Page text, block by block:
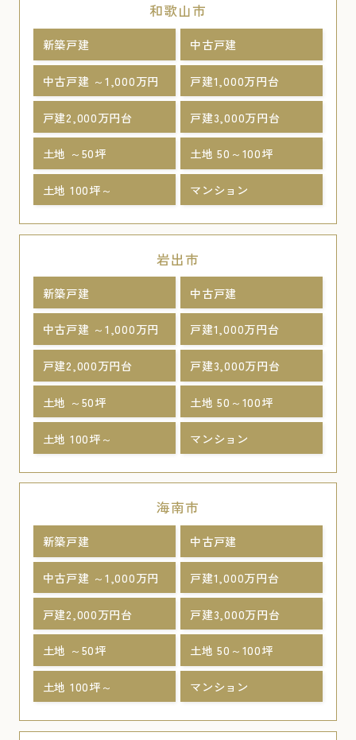
和歌山市
新築戸建 中古戸建
中古戸建 ～1,000万円 戸建1,000万円台
戸建2,000万円台 戸建3,000万円台
土地 ～50坪 土地 50～100坪
土地 100坪～ マンション
岩出市
新築戸建 中古戸建
中古戸建 ～1,000万円 戸建1,000万円台
戸建2,000万円台 戸建3,000万円台
土地 ～50坪 土地 50～100坪
土地 100坪～ マンション
海南市
新築戸建 中古戸建
中古戸建 ～1,000万円 戸建1,000万円台
戸建2,000万円台 戸建3,000万円台
土地 ～50坪 土地 50～100坪
土地 100坪～ マンション